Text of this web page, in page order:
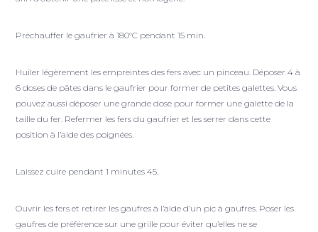
Préchauffer le gaufrier à 180°C pendant 15 min.
Huiler légèrement les empreintes des fers avec un pinceau. Déposer 4 à
6 doses de pâtes dans le gaufrier pour former de petites galettes. Vous
pouvez aussi déposer une grande dose pour former une galette de la
taille du fer. Refermer les fers du gaufrier et les serrer dans cette
position à l’aide des poignées.
Laissez cuire pendant 1 minutes 45.
Ouvrir les fers et retirer les gaufres à l’aide d’un pic à gaufres. Poser les
gaufres de préférence sur une grille pour éviter qu’elles ne se